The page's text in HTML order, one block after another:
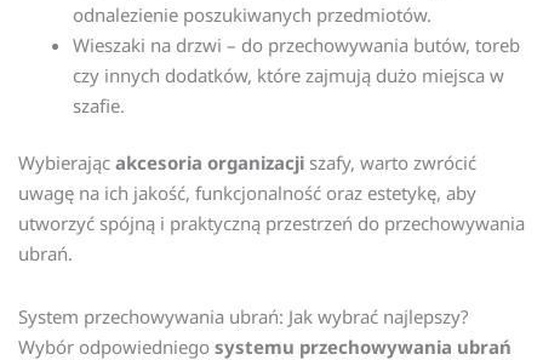
odnalezienie poszukiwanych przedmiotów.
Wieszaki na drzwi – do przechowywania butów, toreb
czy innych dodatków, które zajmują dużo miejsca w
szafie.
Wybierając akcesoria organizacji szafy, warto zwrócić
uwagę na ich jakość, funkcjonalność oraz estetykę, aby
utworzyć spójną i praktyczną przestrzeń do przechowywania
ubrań.
System przechowywania ubrań: Jak wybrać najlepszy?
Wybór odpowiedniego systemu przechowywania ubrań